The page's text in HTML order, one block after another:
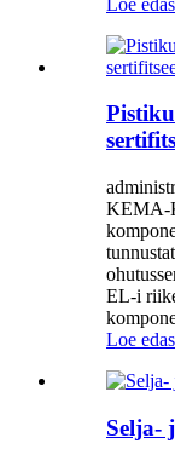
KEMA-
EL-i
Loe
Selja-